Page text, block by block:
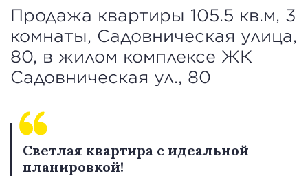
Продажа квартиры 105.5 кв.м, 3
комнаты, Садовническая улица,
80, в жилом комплексе ЖК
Садовническая ул., 80
Светлая квартира с идеальной
планировкой!